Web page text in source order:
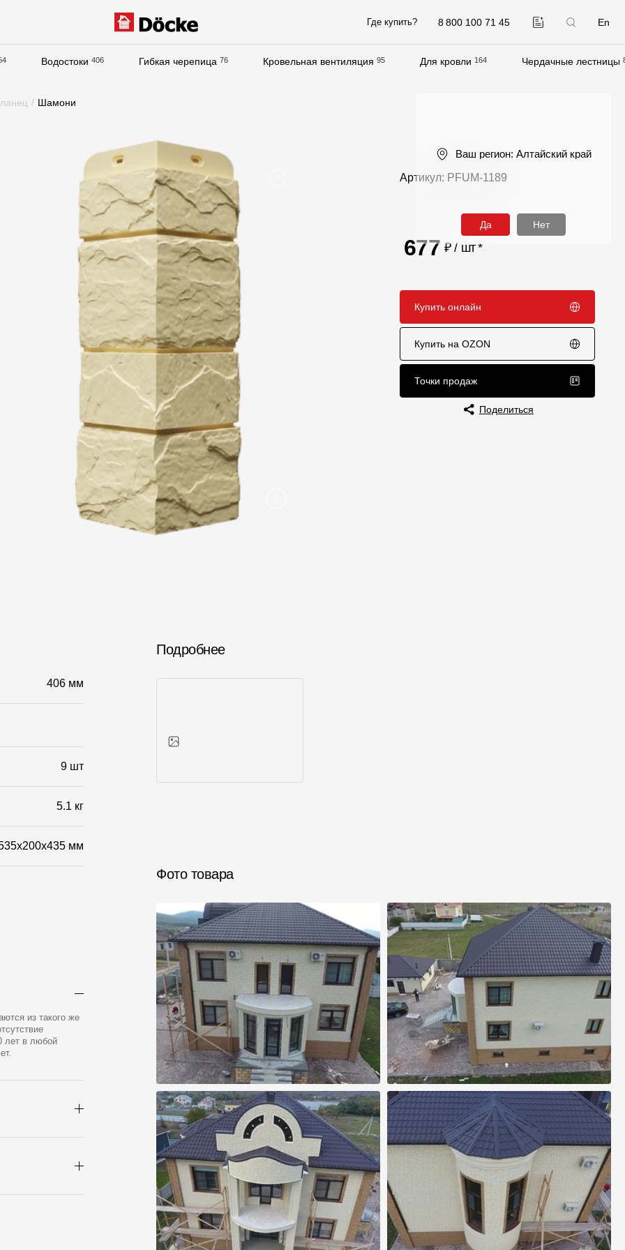
8 800 100 71 45 En
Где купить?
Водостоки 406 Гибкая черепица 76 Кровельная вентиляция 95 Для кровли 164 Чердачные лестницы
Инструкции по монтажу
Технические листы
Рекламные материалы
Сертификаты
Гарантии
Чертежи
Текстуры
Фото объектов
Вопрос-ответ/Faq
Сервисы
Конструктор
Калькулятор
Цены
Отправка рекламации
/ Шамони
Артикул: PFUM-1189
677 ₽ / шт*
Купить онлайн
Купить на OZON
Точки продаж
Поделиться
406 мм
9 шт
5.1 кг
мм
из такого же
лет в любой
Подробнее
Фото товара
Ваш регион: Алтайский край
Да Нет